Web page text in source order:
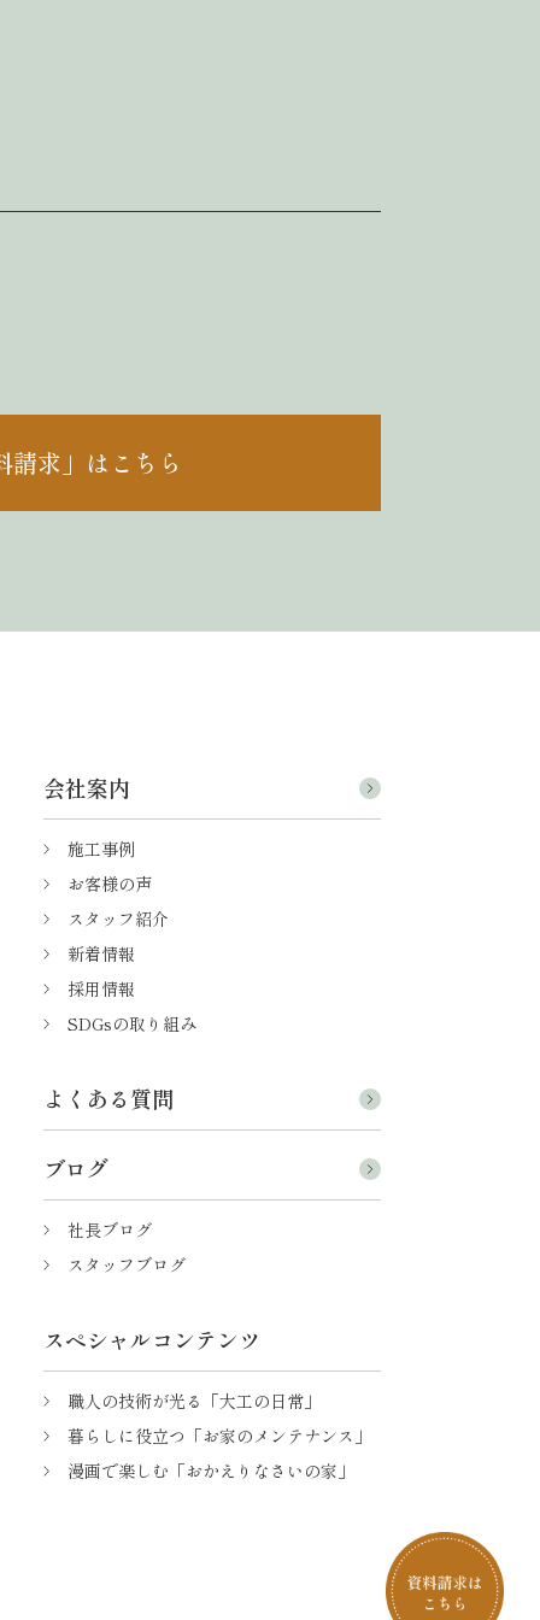
請求」はこちら
会社案内
施工事例
お客様の声
スタッフ紹介
新着情報
採用情報
SDGsの取り組み
よくある質問
ブログ
社長ブログ
スタッフブログ
スペシャルコンテンツ
職人の技術が光る「大工の日常」
暮らしに役立つ「お家のメンテナンス」
漫画で楽しむ「おかえりなさいの家」